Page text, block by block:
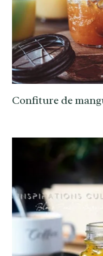
Confiture de